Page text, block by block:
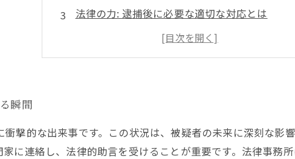
法律の力: 逮捕後に必要な適切な対応とは
専門家の支援: 信頼できる法律事務所の重要性
正しい知識の武装: 被疑者の権利を守るために
瞬間
撃的な出来事です。この状況は、被疑者の未来に深刻な影
に連絡し、法律的助言を受けることが重要です。法律事務